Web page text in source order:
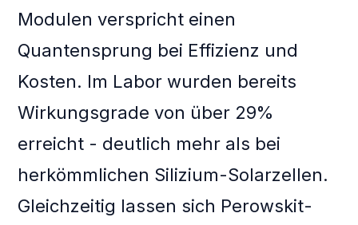
Modulen verspricht einen
Quantensprung bei Effizienz und
Kosten. Im Labor wurden bereits
Wirkungsgrade von über 29%
erreicht - deutlich mehr als bei
herkömmlichen Silizium-Solarzellen.
Gleichzeitig lassen sich Perowskit-